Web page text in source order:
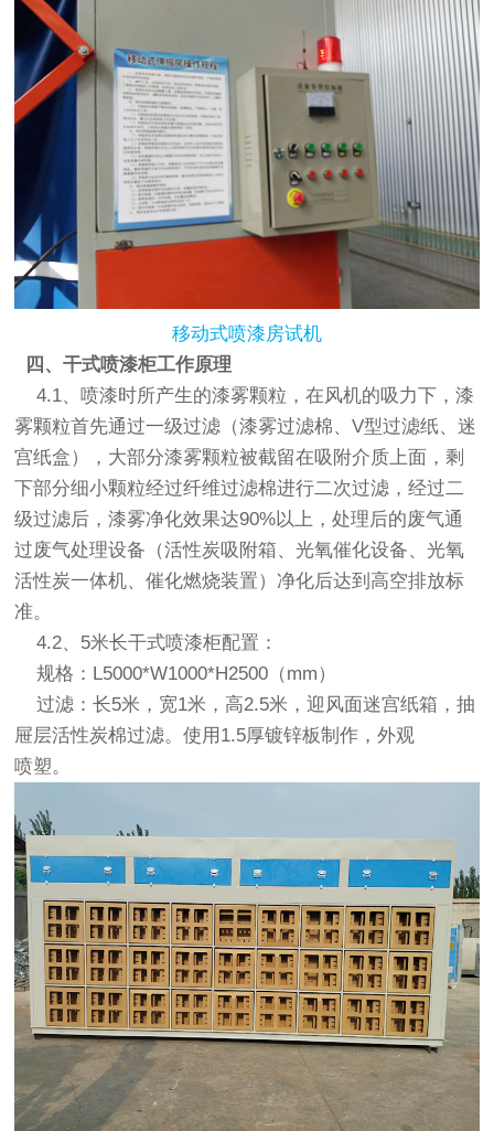
移动式喷漆房试机
四、干式喷漆柜工作原理
4.1、喷漆时所产生的漆雾颗粒，在风机的吸力下，漆
雾颗粒首先通过一级过滤（漆雾过滤棉、V型过滤纸、迷
宫纸盒），大部分漆雾颗粒被截留在吸附介质上面，剩
下部分细小颗粒经过纤维过滤棉进行二次过滤，经过二
级过滤后，漆雾净化效果达90%以上，处理后的废气通
过废气处理设备（活性炭吸附箱、光氧催化设备、光氧
活性炭一体机、催化燃烧装置）净化后达到高空排放标
准。
4.2、5米长干式喷漆柜配置：
规格：L5000*W1000*H2500（mm）
过滤：长5米，宽1米，高2.5米，迎风面迷宫纸箱，抽
屉层活性炭棉过滤。使用1.5厚镀锌板制作，外观
喷塑。